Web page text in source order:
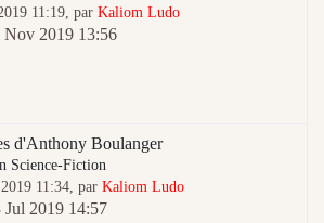
11:19, par Kaliom Ludo
Nov 2019 13:56
d'Anthony Boulanger
Science-Fiction
11:34, par Kaliom Ludo
Jul 2019 14:57